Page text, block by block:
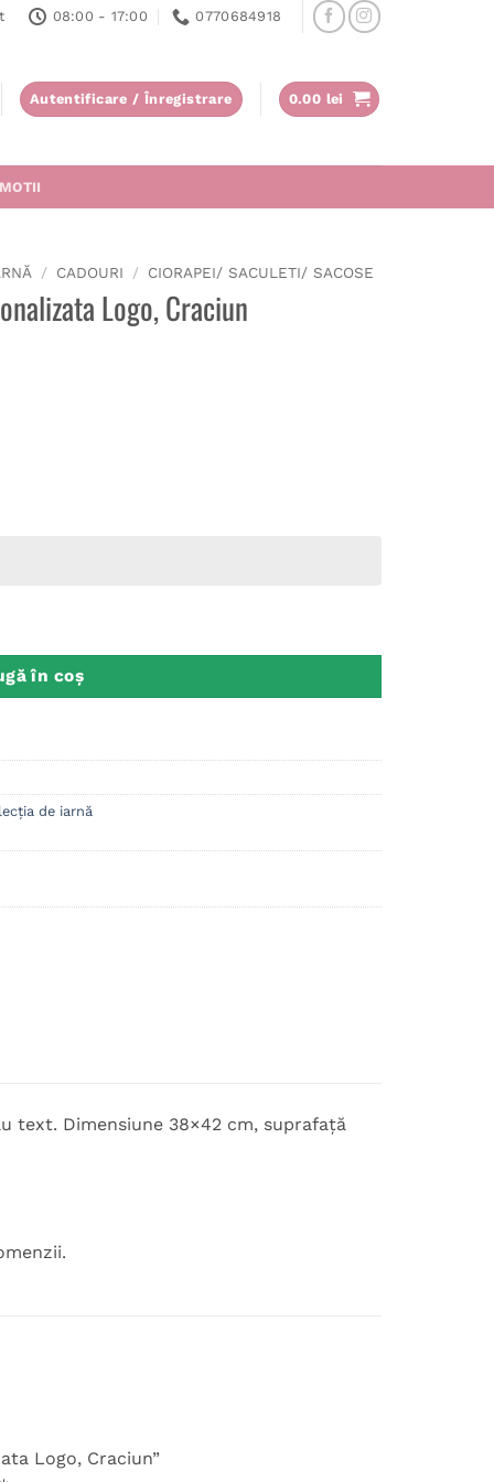
08:00 - 17:00 0770684918
Autentificare / Înregistrare 0.00 lei
/ CADOURI / CIORAPEI/ SACULETI/ SACOSE
Logo, Craciun
în coș
de iarnă
text. Dimensiune 38×42 cm, suprafață
Logo, Craciun”